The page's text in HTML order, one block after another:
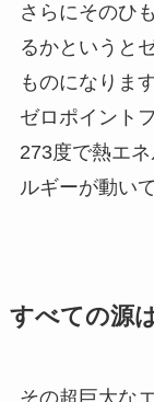
さらにそのひ
るかというと
ものになります
ゼロポイント
273度で熱エ
ルギーが動い
すべての源
その超巨大な